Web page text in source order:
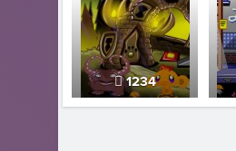
1234